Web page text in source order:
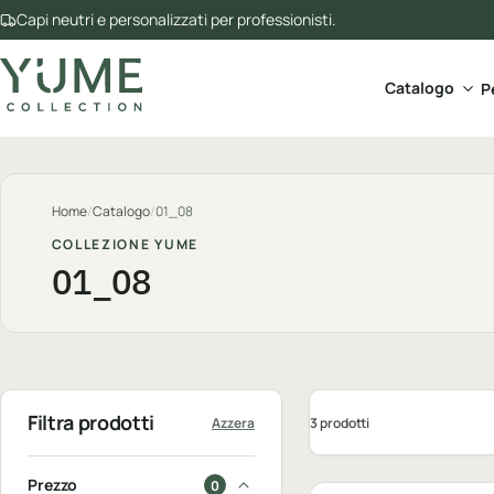
Capi neutri e personalizzati per professionisti.
Catalogo
Home/Catalogo/01_08
COLLEZIONE YUME
01_08
Filtra prodotti Azzera
Prezzo 0
3 prodotti
Personalizzabile